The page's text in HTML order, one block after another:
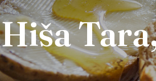
Hiša